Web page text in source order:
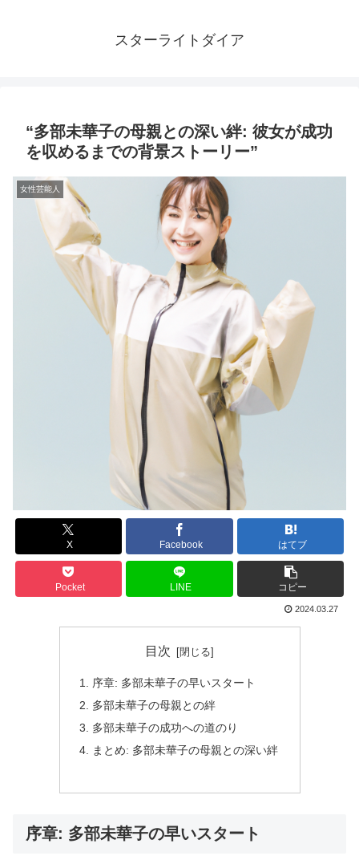
スターライトダイア
“多部未華子の母親との深い絆: 彼女が成功
を収めるまでの背景ストーリー”
女性芸能人
X Facebook はてブ
Pocket LINE コピー
2024.03.27
目次
序章: 多部未華子の早いスタート
多部未華子の母親との絆
多部未華子の成功への道のり
まとめ: 多部未華子の母親との深い絆
序章: 多部未華子の早いスタート